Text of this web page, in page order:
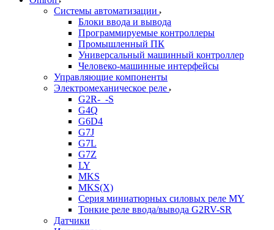
Системы автоматизации
Блоки ввода и вывода
Программируемые контроллеры
Промышленный ПК
Универсальный машинный контроллер
Человеко-машинные интерфейсы
Управляющие компоненты
Электромеханическое реле
G2R-_-S
G4Q
G6D4
G7J
G7L
G7Z
LY
MKS
MKS(X)
Серия миниатюрных силовых реле MY
Тонкие реле ввода/вывода G2RV-SR
Датчики